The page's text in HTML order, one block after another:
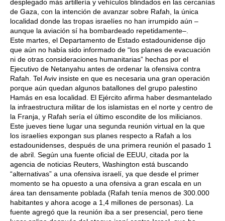
desplegado más artillería y vehículos blindados en las cercanías
de Gaza, con la intención de avanzar sobre Rafah, la única
localidad donde las tropas israelíes no han irrumpido aún –
aunque la aviación sí ha bombardeado repetidamente–.
Este martes, el Departamento de Estado estadounidense dijo
que aún no había sido informado de “los planes de evacuación
ni de otras consideraciones humanitarias” hechas por el
Ejecutivo de Netanyahu antes de ordenar la ofensiva contra
Rafah. Tel Aviv insiste en que es necesaria una gran operación
porque aún quedan algunos batallones del grupo palestino
Hamás en esa localidad. El Ejército afirma haber desmantelado
la infraestructura militar de los islamistas en el norte y centro de
la Franja, y Rafah sería el último escondite de los milicianos.
Este jueves tiene lugar una segunda reunión virtual en la que
los israelíes expongan sus planes respecto a Rafah a los
estadounidenses, después de una primera reunión el pasado 1
de abril. Según una fuente oficial de EEUU, citada por la
agencia de noticias Reuters, Washington está buscando
“alternativas” a una ofensiva israelí, ya que desde el primer
momento se ha opuesto a una ofensiva a gran escala en un
área tan densamente poblada (Rafah tenía menos de 300.000
habitantes y ahora acoge a 1,4 millones de personas). La
fuente agregó que la reunión iba a ser presencial, pero tiene